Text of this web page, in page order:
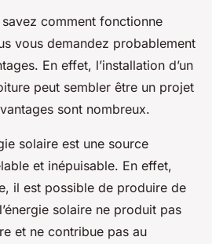
comment fonctionne
vous demandez probablement
En effet, l’installation d’un
peut sembler être un projet
sont nombreux.
solaire est une source
et inépuisable. En effet,
il est possible de produire de
solaire ne produit pas
et ne contribue pas au